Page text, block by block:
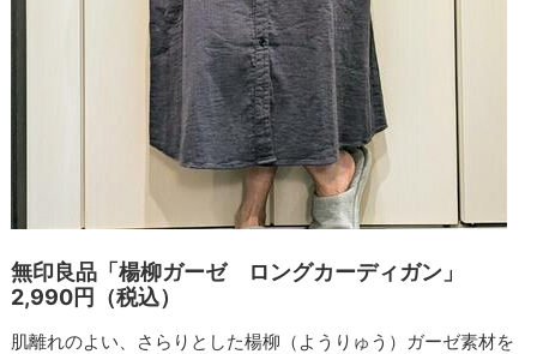
無印良品「楊柳ガーゼ ロングカーディガン」
2,990円（税込）
肌離れのよい、さらりとした楊柳（ようりゅう）ガーゼ素材を